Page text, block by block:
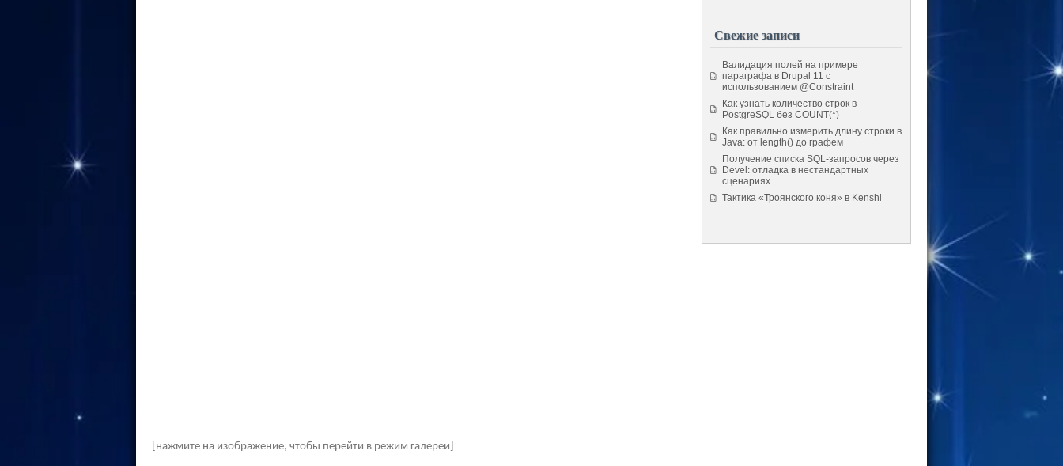
[нажмите на изображение, чтобы перейти в режим галереи]
Свежие записи
Валидация полей на примере
параграфа в Drupal 11 с
использованием @Constraint
Как узнать количество строк в
PostgreSQL без COUNT(*)
Как правильно измерить длину строки в
Java: от length() до графем
Получение списка SQL-запросов через
Devel: отладка в нестандартных
сценариях
Тактика «Троянского коня» в Kenshi